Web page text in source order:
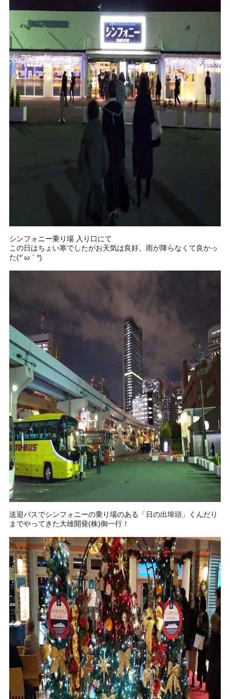
シンフォニー乗り場 入り口にて
この日はちょい寒でしたがお天気は良好。雨が降らなくて良かっ
た(*´ω｀*)
送迎バスでシンフォニーの乗り場のある「日の出埠頭」くんだり
までやってきた大雄開発(株)御一行！